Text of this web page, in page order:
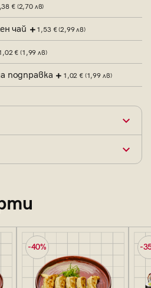
€ (2,70 лв)
чай 1,53 €(2,99 лв)
€ (1,99 лв)
подправка 1,02 € (1,99 лв)
-40% -